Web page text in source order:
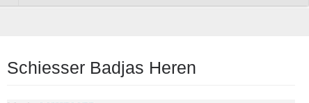
Schiesser Badjas Heren